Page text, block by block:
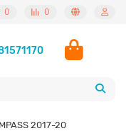
0 0
2017-20